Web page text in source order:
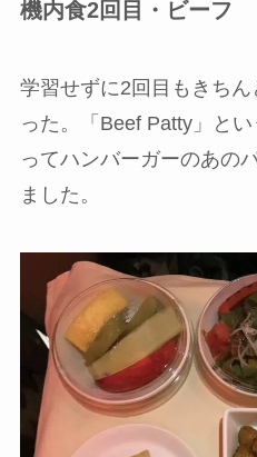
機内食2回目・ビーフ
学習せずに2回目もきち
った。「Beef Patty」と
ってハンバーガーのあの
ました。